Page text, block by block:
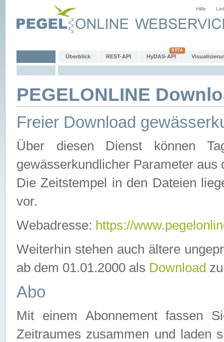
Hilfe
Überblick REST-API HyDAS-API
PEGELONLINE
Freier Download
Über diesen Dienst können
gewässerkundlicher Parameter aus
Die Zeitstempel in den Dateien
vor.
Webadresse: https://
Weiterhin stehen auch ältere
ab dem 01.01.2000 als Download
Abo
Mit einem Abonnement fassen
Zeitraumes zusammen und laden